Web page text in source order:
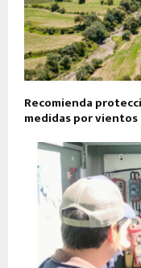
Recomienda
medidas por